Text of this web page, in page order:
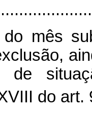
mês
de
do art.